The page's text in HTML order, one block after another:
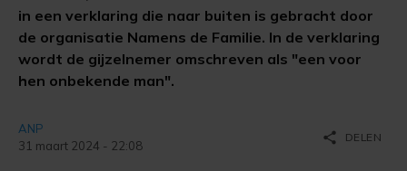
in een verklaring die naar buiten is gebracht door
de organisatie Namens de Familie. In de verklaring
wordt de gijzelnemer omschreven als "een voor
hen onbekende man".
ANP
31 maart 2024 - 22:08
share DELEN